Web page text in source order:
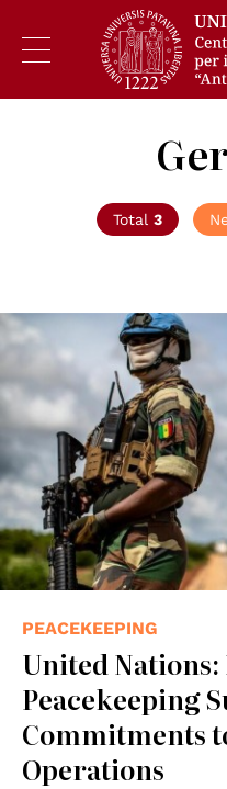
Total 3
© UN Photo/Harandane Dicko
PEACEKEEPING
United
Peacekeeping
Commitments
Operations